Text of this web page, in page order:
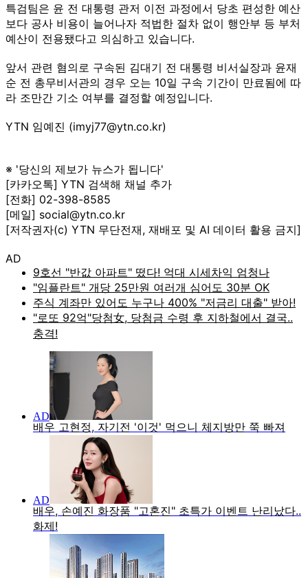
특검팀은 윤 전 대통령 관저 이전 과정에서 당초 편성한 예산
보다 공사 비용이 늘어나자 적법한 절차 없이 행안부 등 부처
예산이 전용됐다고 의심하고 있습니다.
앞서 관련 혐의로 구속된 김대기 전 대통령 비서실장과 윤재
순 전 총무비서관의 경우 오는 10일 구속 기간이 만료됨에 따
라 조만간 기소 여부를 결정할 예정입니다.
YTN 임예진 (imyj77@ytn.co.kr)
※ '당신의 제보가 뉴스가 됩니다'
[카카오톡] YTN 검색해 채널 추가
[전화] 02-398-8585
[메일] social@ytn.co.kr
[저작권자(c) YTN 무단전재, 재배포 및 AI 데이터 활용 금지]
AD